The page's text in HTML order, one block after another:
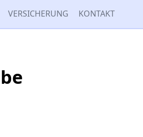
VERSICHERUNG KONTAKT